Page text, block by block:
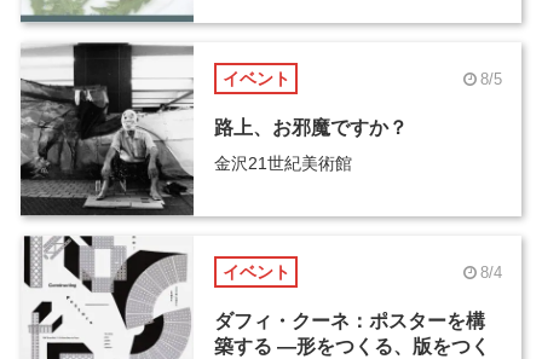
イベント 8/5
路上、お邪魔ですか？
金沢21世紀美術館
イベント 8/4
ダフィ・クーネ：ポスターを構
築する ―形をつくる、版をつく